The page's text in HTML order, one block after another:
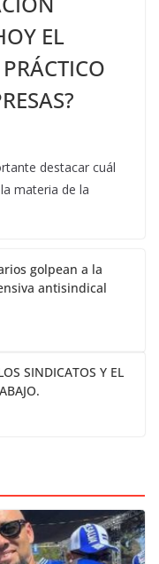
EL
destacar cuál
materia de la
golpean a la
antisindical
SINDICATOS Y EL